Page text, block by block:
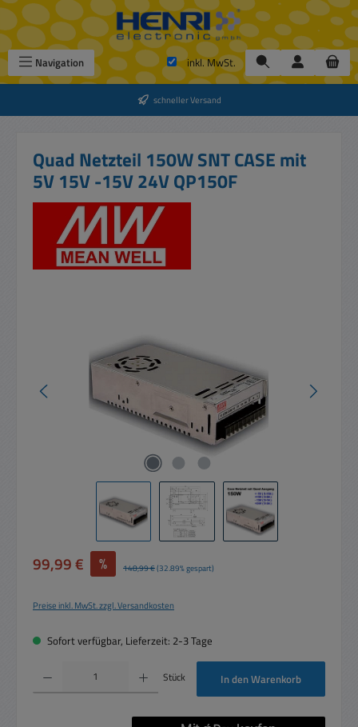
Zum Hauptinhalt springen
Navigation inkl. MwSt.
schneller Versand
Quad Netzteil 150W SNT CASE mit
5V 15V -15V 24V QP150F
Verkaufspreis:
99,99 € % Regulärer Preis:
148,99 €(32.89% gespart)
Preise inkl. MwSt. zzgl. Versandkosten
Sofort verfügbar, Lieferzeit: 2-3 Tage
Produkt Anzahl: Gib den gewünschten Wert ein oder benutze die Schaltflächen um
Stück In den Warenkorb